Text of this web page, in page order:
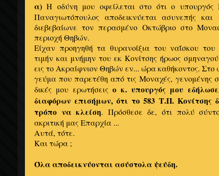
α) Η οδύνη μου οφείλεται στο ότι ο υπουργός
Παναγιωτόπουλος αποδεικνύεται ασυνεπής
διεβεβαίωνε τον περασμένο Οκτώβριο στο
περιοχή Θηβών.
Είχαν προηγηθή τα θυρανοίξια του ναΐσκου του
τιμήν και μνήμην του εκ Κονίτσης ήρωος
εις το Ακραίφνιον Θηβών εν... ώρα καθήκοντος.
γεύμα που παρετέθη από τις Μοναχές, γενομένης
δικές μου ερωτήσειςο κ. υπουργός μου
διαφόρων επισήμων, ότι το 583 Τ.Π. Κονίτσης
τρόπο να κλείση. Πρόσθεσε δε, ότι πολύ
ακριτική μας Επαρχία ...
Αυτά, τότε.
Και τώρα ;
Όλα αποδεικνύονται ασύστολα ψεύδη.